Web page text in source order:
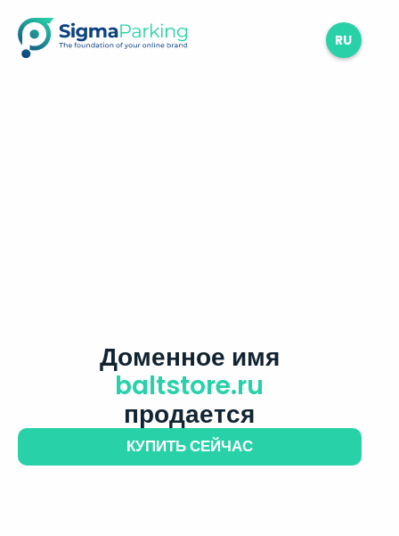
RU
Доменное имя
baltstore.ru
продается
КУПИТЬ СЕЙЧАС